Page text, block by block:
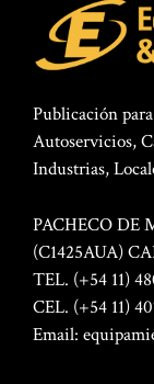
Publicación
Autoservicios,
Industrias,
PACHECO DE
(C1425AUA)
TEL. (+54 11)
CEL. (+54 11)
Email: